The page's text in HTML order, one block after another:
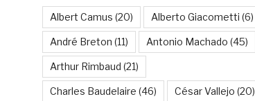
Albert Camus (20) Alberto Giacometti (6)
André Breton (11) Antonio Machado (45)
Arthur Rimbaud (21)
Charles Baudelaire (46) César Vallejo (20)